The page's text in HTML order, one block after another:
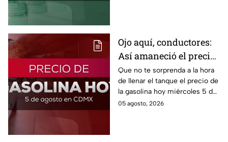
Ojo aquí, conductores:
Así amaneció el precio
de la gasolina HOY
Que no te sorprenda a la hora
de llenar el tanque el precio de
la gasolina hoy miércoles 5 de
agosto 2026; aquí te dejamos
05 agosto, 2026